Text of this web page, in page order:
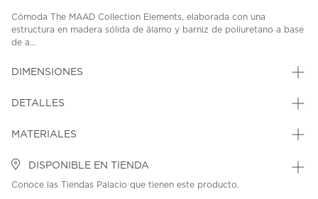
Cómoda The MAAD Collection Elements, elaborada con una
estructura en madera sólida de álamo y barniz de poliuretano a base
de a...
DIMENSIONES
DETALLES
MATERIALES
DISPONIBLE EN TIENDA
Conoce las Tiendas Palacio que tienen este producto.